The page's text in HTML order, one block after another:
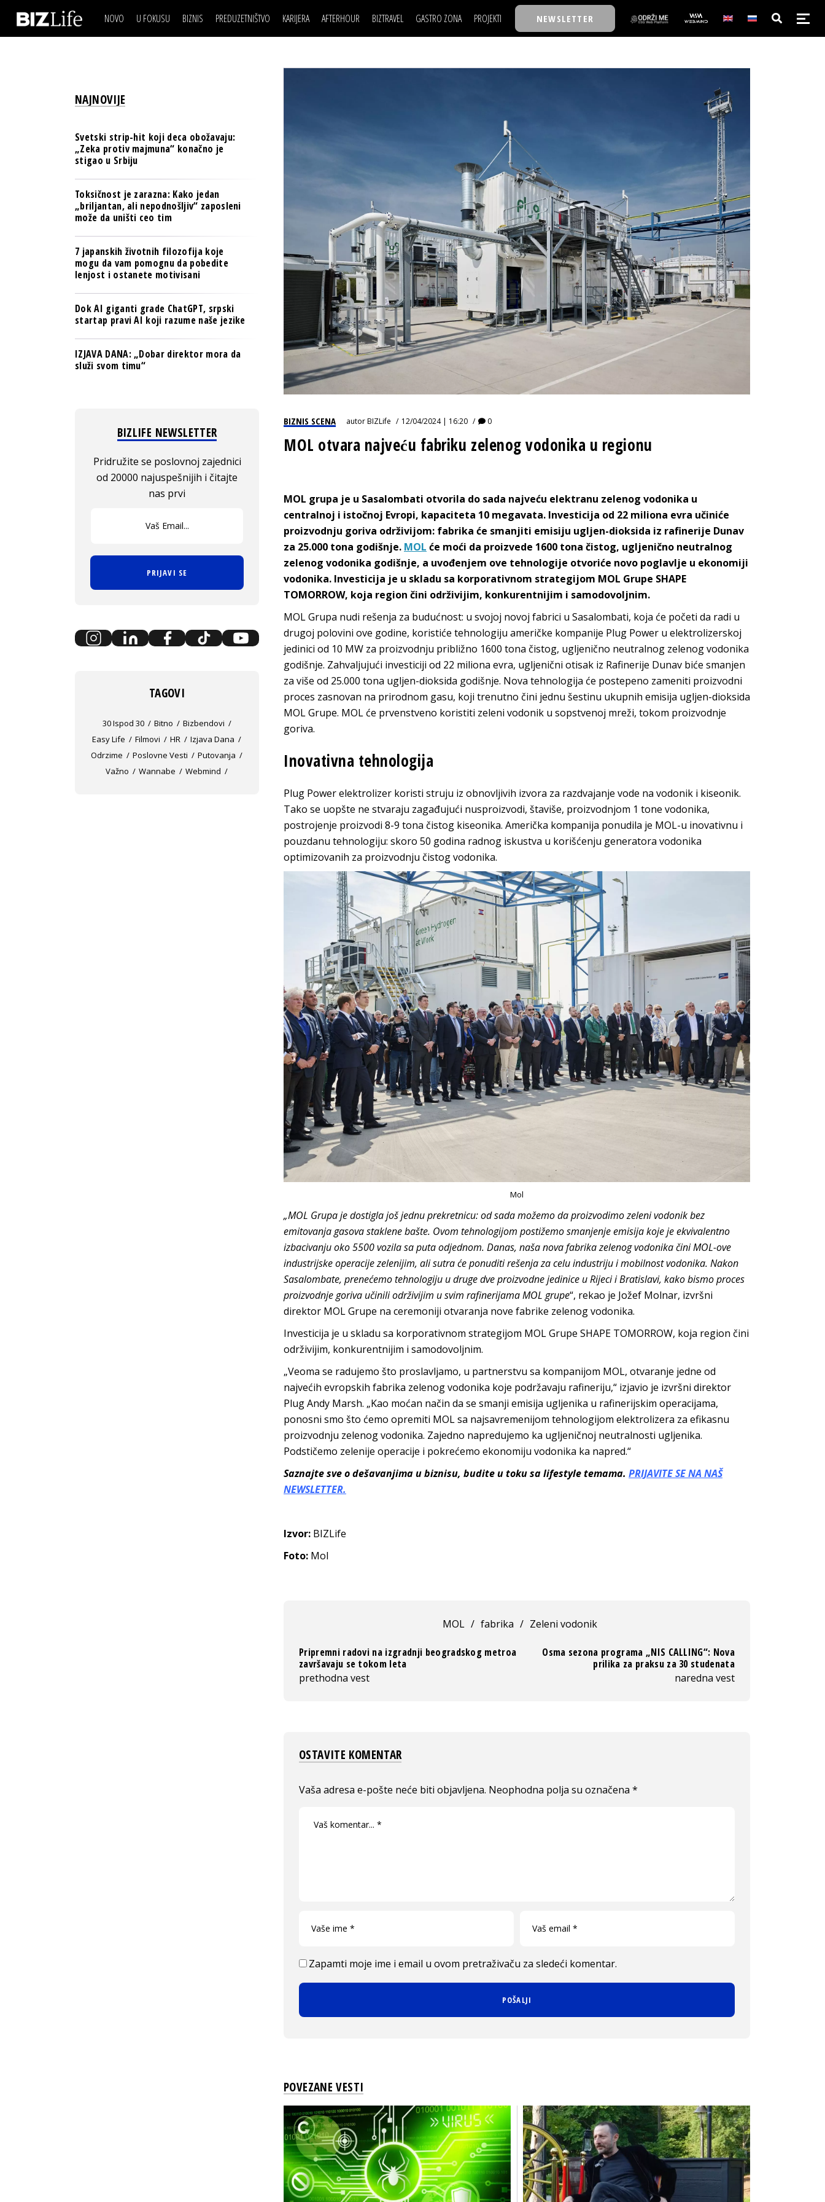
NOVO U FOKUSU BIZNIS
BANKE
TECH I AI
BIZNIS & SPORT
PULS REGIONA
NOVO NA RAFU
PREDUZETNIŠTVO KARIJERA AFTERHOUR BIZTRAVEL GASTRO ZONA PROJEKTI
BACK TO OFFICE/SCHOOL
BIZBENDOVI
BIZKOLEGIJUM
BMW BIZNIS LIGA
BIZLIFE WEEK
IZJAVA GODINE
NEWSLETTER
IZJAVA DANABIZNIS SCENA
BREND I KOMUNIKACIJE
OSIGURANJE
TECH I AI
PULS REGIONA
POSAO
MOJ UGAO
FILM I SCENA
AUTO SVET
NAJKOLEGA
30 ISPOD 30
BIZKOLEGIJUM
BMW BIZNIS LIGA
BIZLIFE WEEK
IZJAVA GODINE
BIZNIS SCENA autorBIZLife 12/04/2024 | 16:20 0
MOL otvara najveću fabriku zelenog vodonika u regionu
MOL grupa je u Sasalombati otvorila do sada najveću elektranu zelenog vodonika u
centralnoj i istočnoj Evropi, kapaciteta 10 megavata. Investicija od 22 miliona evra učiniće
proizvodnju goriva održivijom: fabrika će smanjiti emisiju ugljen-dioksida iz rafinerije Dunav
za 25.000 tona godišnje. MOL će moći da proizvede 1600 tona čistog, ugljenično neutralnog
zelenog vodonika godišnje, a uvođenjem ove tehnologije otvoriće novo poglavlje u ekonomiji
vodonika. Investicija je u skladu sa korporativnom strategijom MOL Grupe SHAPE
TOMORROW, koja region čini održivijim, konkurentnijim i samodovoljnim.
MOL Grupa nudi rešenja za budućnost: u svojoj novoj fabrici u Sasalombati, koja će početi da radi u
drugoj polovini ove godine, koristiće tehnologiju američke kompanije Plug Power u elektrolizerskoj
jedinici od 10 MW za proizvodnju približno 1600 tona čistog, ugljenično neutralnog zelenog vodonika
godišnje. Zahvaljujući investiciji od 22 miliona evra, ugljenični otisak iz Rafinerije Dunav biće smanjen
za više od 25.000 tona ugljen-dioksida godišnje. Nova tehnologija će postepeno zameniti proizvodni
proces zasnovan na prirodnom gasu, koji trenutno čini jednu šestinu ukupnih emisija ugljen-dioksida
MOL Grupe. MOL će prvenstveno koristiti zeleni vodonik u sopstvenoj mreži, tokom proizvodnje
goriva.
Inovativna tehnologija
Plug Power elektrolizer koristi struju iz obnovljivih izvora za razdvajanje vode na vodonik i kiseonik.
Tako se uopšte ne stvaraju zagađujući nusproizvodi, štaviše, proizvodnjom 1 tone vodonika,
postrojenje proizvodi 8-9 tona čistog kiseonika. Američka kompanija ponudila je MOL-u inovativnu i
pouzdanu tehnologiju: skoro 50 godina radnog iskustva u korišćenju generatora vodonika
optimizovanih za proizvodnju čistog vodonika.
Mol
„MOL Grupa je dostigla još jednu prekretnicu: od sada možemo da proizvodimo zeleni vodonik bez
emitovanja gasova staklene bašte. Ovom tehnologijom postižemo smanjenje emisija koje je ekvivalentno
izbacivanju oko 5500 vozila sa puta odjednom. Danas, naša nova fabrika zelenog vodonika čini MOL-ove
industrijske operacije zelenijim, ali sutra će ponuditi rešenja za celu industriju i mobilnost vodonika. Nakon
Sasalombate, prenećemo tehnologiju u druge dve proizvodne jedinice u Rijeci i Bratislavi, kako bismo proces
proizvodnje goriva učinili održivijim u svim rafinerijama MOL grupe“, rekao je Jožef Molnar, izvršni
direktor MOL Grupe na ceremoniji otvaranja nove fabrike zelenog vodonika.
Investicija je u skladu sa korporativnom strategijom MOL Grupe SHAPE TOMORROW, koja region čini
održivijim, konkurentnijim i samodovoljnim.
„Veoma se radujemo što proslavljamo, u partnerstvu sa kompanijom MOL, otvaranje jedne od
najvećih evropskih fabrika zelenog vodonika koje podržavaju rafineriju,“ izjavio je izvršni direktor
Plug Andy Marsh. „Kao moćan način da se smanji emisija ugljenika u rafinerijskim operacijama,
ponosni smo što ćemo opremiti MOL sa najsavremenijom tehnologijom elektrolizera za efikasnu
proizvodnju zelenog vodonika. Zajedno napredujemo ka ugljeničnoj neutralnosti ugljenika.
Podstičemo zelenije operacije i pokrećemo ekonomiju vodonika ka napred.“
Saznajte sve o dešavanjima u biznisu, budite u toku sa lifestyle temama. PRIJAVITE SE NA NAŠ
NEWSLETTER.
Izvor: BIZLife
Foto: Mol
MOL / fabrika / Zeleni vodonik
Pripremni radovi na izgradnji beogradskog metroa
završavaju se tokom leta
prethodna vest
Osma sezona programa „NIS CALLING“: Nova
prilika za praksu za 30 studenata
naredna vest
OSTAVITE KOMENTAR
Vaša adresa e-pošte neće biti objavljena. Neophodna polja su označena *
Zapamti moje ime i email u ovom pretraživaču za sledeći komentar.
POVEZANE VESTI
NAJNOVIJE
Svetski strip-hit koji deca obožavaju:
„Zeka protiv majmuna“ konačno je
stigao u Srbiju
Toksičnost je zarazna: Kako jedan
„briljantan, ali nepodnošljiv“ zaposleni
može da uništi ceo tim
7 japanskih životnih filozofija koje
mogu da vam pomognu da pobedite
lenjost i ostanete motivisani
Dok AI giganti grade ChatGPT, srpski
startap pravi AI koji razume naše jezike
IZJAVA DANA: „Dobar direktor mora da
služi svom timu“
BIZLIFE NEWSLETTER
Pridružite se poslovnoj zajednici
od 20000 najuspešnijih i čitajte
nas prvi
PRIJAVI SE
TAGOVI
30 Ispod 30 Bitno
Bizbendovi
Easy Life
Filmovi HR
Izjava Dana
Odrzime
Poslovne Vesti
Putovanja
Važno
Wannabe Webmind